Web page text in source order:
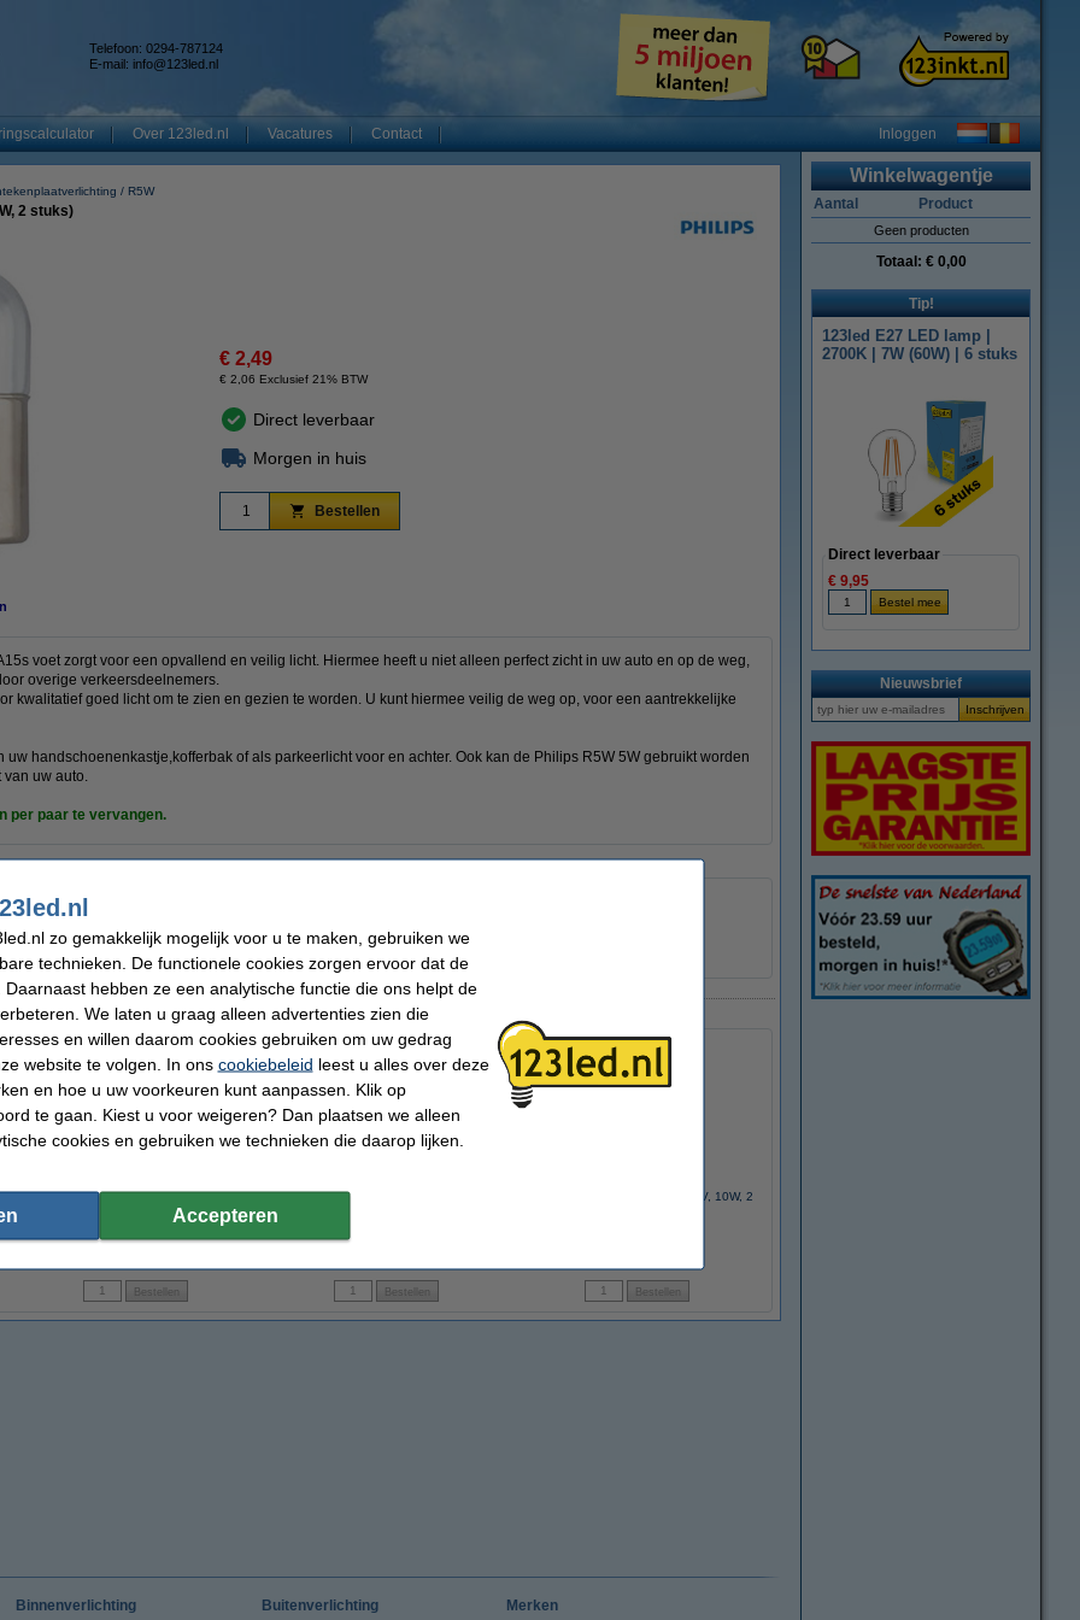
Telefoon: 0294-787124
E-mail: info@123led.nl
Over 123led.nl Vacatures Contact Inloggen
R5W
2 stuks)
€ 2,49
€ 2,06 Exclusief 21% BTW
Direct leverbaar
Morgen in huis
Bestellen
voet zorgt voor een opvallend en veilig licht. Hiermee heeft u niet alleen perfect zicht in uw auto en op de weg,
overige verkeersdeelnemers.
kwalitatief goed licht om te zien en gezien te worden. U kunt hiermee veilig de weg op, voor een aantrekkelijke
uw handschoenenkastje,kofferbak of als parkeerlicht voor en achter. Ook kan de Philips R5W 5W gebruikt worden
uw auto.
per paar te vervangen.
Oud voor nieuw: uw oude apparaat
artikel ook besteld hebben
Philips PY21W (BAU15s) Vision (12V, 21W)
€ 1,95
Philips C5W (SV 8.5) Vision (12V, 5W, 2
Philips R10W (BA15s) Vision (12V, 10W, 2
Winkelwagentje
Aantal Product
Geen producten
Totaal: € 0,00
Tip!
123led E27 LED lamp |
2700K | 7W (60W) | 6 stuks
Direct leverbaar
€ 9,95
Nieuwsbrief
Binnenverlichting Buitenverlichting Merken
zo gemakkelijk mogelijk voor u te maken, gebruiken we
technieken. De functionele cookies zorgen ervoor dat de
hebben ze een analytische functie die ons helpt de
We laten u graag alleen advertenties zien die
en willen daarom cookies gebruiken om uw gedrag
website te volgen. In ons cookiebeleid leest u alles over deze
en hoe u uw voorkeuren kunt aanpassen. Klik op
te gaan. Kiest u voor weigeren? Dan plaatsen we alleen
cookies en gebruiken we technieken die daarop lijken.
Accepteren